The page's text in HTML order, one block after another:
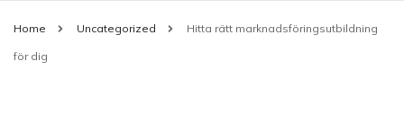
Home Uncategorized Hitta rätt marknadsföringsutbildning
för dig